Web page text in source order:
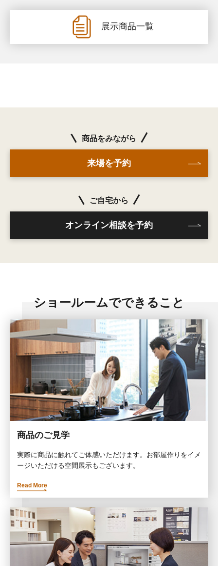
展示商品一覧
商品をみながら
来場を予約
ご自宅から
オンライン相談を予約
ショールームでできること
商品のご見学
実際に商品に触れてご体感いただけます。お部屋作りをイメ
ージいただける空間展示もございます。
Read More